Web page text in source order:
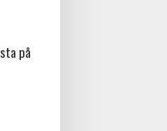
på